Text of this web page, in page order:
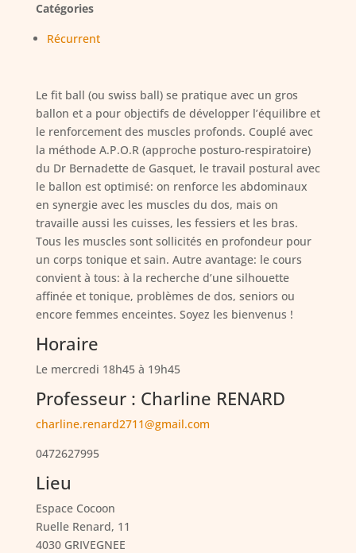
Catégories
Récurrent
Le fit ball (ou swiss ball) se pratique avec un gros
ballon et a pour objectifs de développer l’équilibre et
le renforcement des muscles profonds. Couplé avec
la méthode A.P.O.R (approche posturo-respiratoire)
du Dr Bernadette de Gasquet, le travail postural avec
le ballon est optimisé: on renforce les abdominaux
en synergie avec les muscles du dos, mais on
travaille aussi les cuisses, les fessiers et les bras.
Tous les muscles sont sollicités en profondeur pour
un corps tonique et sain. Autre avantage: le cours
convient à tous: à la recherche d’une silhouette
affinée et tonique, problèmes de dos, seniors ou
encore femmes enceintes. Soyez les bienvenus !
Horaire
Le mercredi 18h45 à 19h45
Professeur : Charline RENARD
charline.renard2711@gmail.com
0472627995
Lieu
Espace Cocoon
Ruelle Renard, 11
4030 GRIVEGNEE